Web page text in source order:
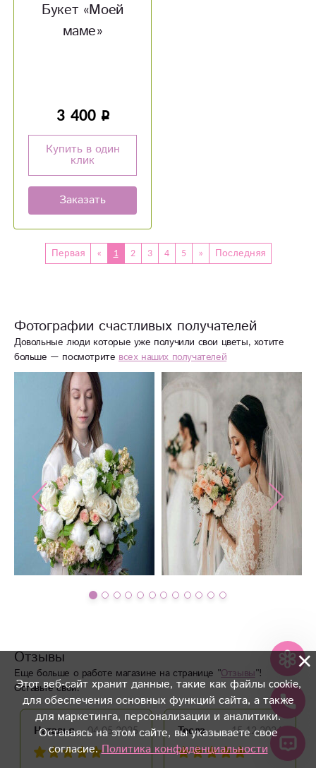
Букет «‎Моей
маме»‎
3 400
Купить в один
клик
Заказать
Первая « 1 2 3 4 5 » Последняя
Фотографии счастливых получателей
Довольные люди которые уже получили свои цветы, хотите
больше — посмотрите всех наших получателей
Отзывы
Еще больше о работе магазине на странице "Отзывы"!
Оставьте свой.
Наталья 04.05.2025 Тесла 15.12.2024
Этот веб-сайт хранит данные, такие как файлы cookie,
для обеспечения основных функций сайта, а также
для маркетинга, персонализации и аналитики.
Оставаясь на этом сайте, вы указываете свое
согласие.Политика конфиденциальности
×